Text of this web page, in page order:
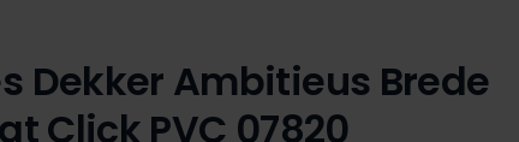
Dekker Ambitieus Brede
Click PVC 07820